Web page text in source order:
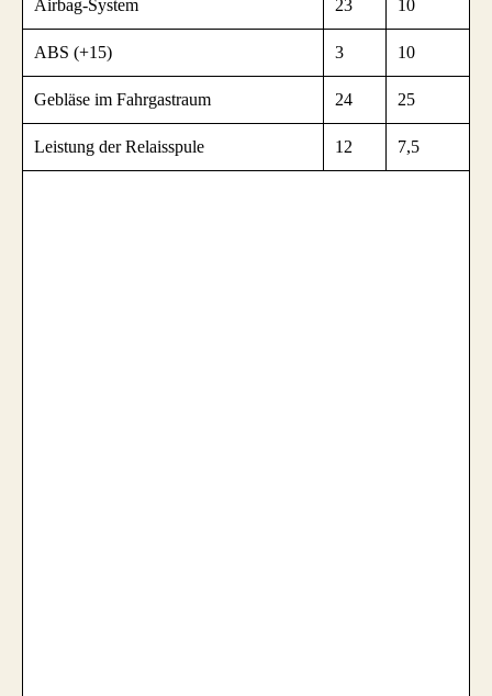
Airbag-System 23 10
ABS (+15) 3 10
Gebläse im Fahrgastraum 24 25
Leistung der Relaisspule 12 7,5